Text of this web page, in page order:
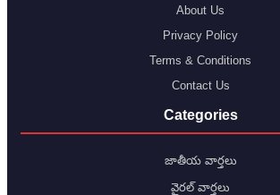
About Us
Privacy Policy
Terms & Conditions
Contact Us
Categories
జాతీయ వార్తలు
వైరల్ వార్తలు